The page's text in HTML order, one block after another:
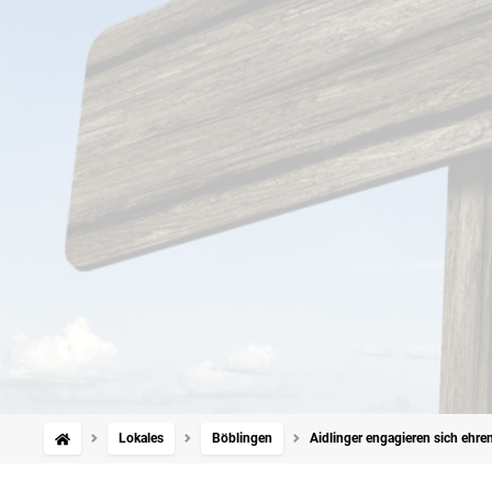
Lokales Böblingen Aidlinger engagieren sich